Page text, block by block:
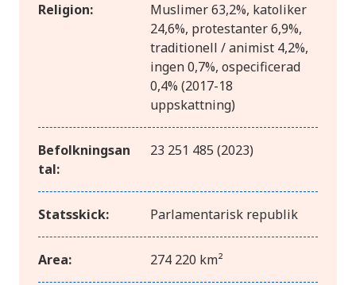
Religion:
Muslimer 63,2%, katoliker
24,6%, protestanter 6,9%,
traditionell / animist 4,2%,
ingen 0,7%, ospecificerad
0,4% (2017-18
uppskattning)
Befolkningsan
tal:
23 251 485 (2023)
Statsskick: Parlamentarisk republik
Area: 274 220 km²